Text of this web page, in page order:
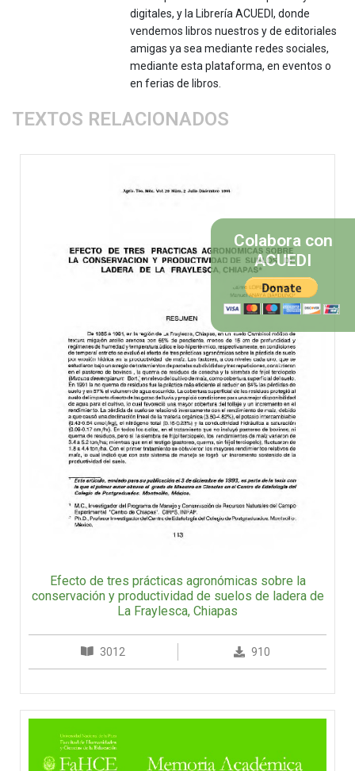
digitales, y la Librería ACUEDI, donde
vendemos libros nuestros y de editoriales
amigas ya sea mediante redes sociales,
mediante esta plataforma, en eventos o
en ferias de libros.
TEXTOS RELACIONADOS
Efecto de tres prácticas agronómicas sobre la
conservación y productividad de suelos de ladera de
La Fraylesca, Chiapas
3012 910
Colabora con
ACUEDI